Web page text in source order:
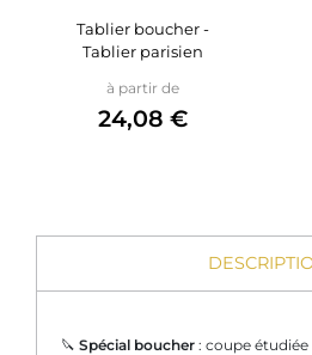
Tablier boucher -
Tablier parisien
à partir dePrix
24,08 €
🔪 Spécial boucher : coupe